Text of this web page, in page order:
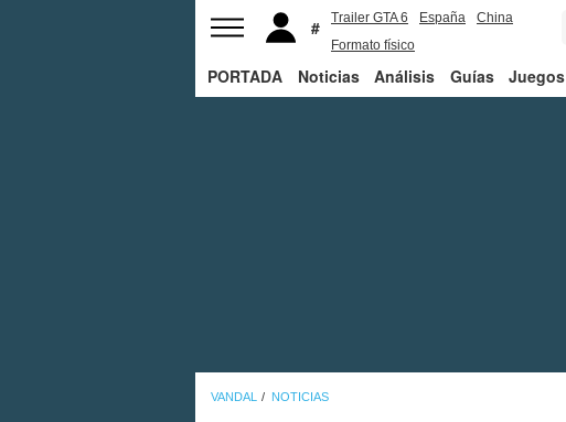
Trailer GTA 6 España
China
Formato físico
PORTADA Noticias Análisis Guías Juegos
VANDAL NOTICIAS